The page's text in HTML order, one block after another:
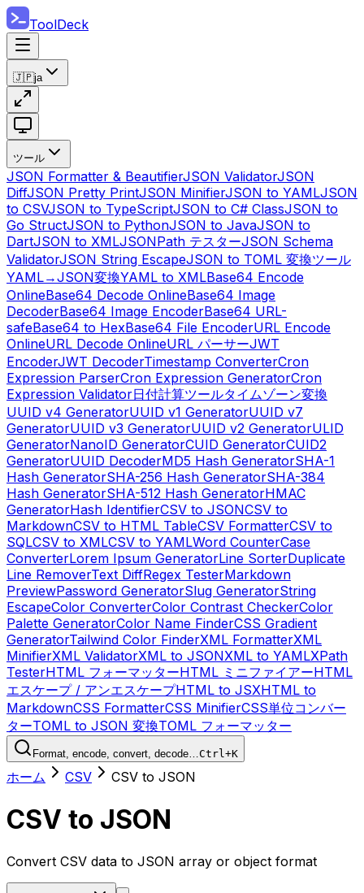
ToolDeck
🇯🇵ja
ツール
JSON Formatter & BeautifierJSON ValidatorJSON
DiffJSON Pretty PrintJSON MinifierJSON to YAMLJSON
to CSVJSON to TypeScriptJSON to C# ClassJSON to
Go StructJSON to PythonJSON to JavaJSON to
DartJSON to XMLJSONPath テスターJSON Schema
ValidatorJSON String EscapeJSON to TOML 変換ツール
YAML→JSON変換YAML to XMLBase64 Encode
OnlineBase64 Decode OnlineBase64 Image
DecoderBase64 Image EncoderBase64 URL-
safeBase64 to HexBase64 File EncoderURL Encode
OnlineURL Decode OnlineURL パーサーJWT
EncoderJWT DecoderTimestamp ConverterCron
Expression ParserCron Expression GeneratorCron
Expression Validator日付計算ツールタイムゾーン変換
UUID v4 GeneratorUUID v1 GeneratorUUID v7
GeneratorUUID v3 GeneratorUUID v2 GeneratorULID
GeneratorNanoID GeneratorCUID GeneratorCUID2
GeneratorUUID DecoderMD5 Hash GeneratorSHA-1
Hash GeneratorSHA-256 Hash GeneratorSHA-384
Hash GeneratorSHA-512 Hash GeneratorHMAC
GeneratorHash IdentifierCSV to JSONCSV to
MarkdownCSV to HTML TableCSV FormatterCSV to
SQLCSV to XMLCSV to YAMLWord CounterCase
ConverterLorem Ipsum GeneratorLine SorterDuplicate
Line RemoverText DiffRegex TesterMarkdown
PreviewPassword GeneratorSlug GeneratorString
EscapeColor ConverterColor Contrast CheckerColor
Palette GeneratorColor Name FinderCSS Gradient
GeneratorTailwind Color FinderXML FormatterXML
MinifierXML ValidatorXML to JSONXML to YAMLXPath
TesterHTML フォーマッターHTML ミニファイアーHTML
エスケープ / アンエスケープHTML to JSXHTML to
MarkdownCSS FormatterCSS MinifierCSS単位コンバー
ターTOML to JSON 変換TOML フォーマッター
Format, encode, convert, decode…Ctrl+K
ホーム CSV CSV to JSON
CSV to JSON
Convert CSV data to JSON array or object format